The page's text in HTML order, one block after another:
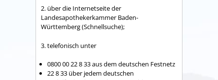
2. über die Internetseiteder
Landesapothekerkammer Baden-
Württemberg (Schnellsuche);
3. telefonisch unter
0800 00 22 8 33 aus dem deutschen Festnetz
22 8 33 über jedem deutschen